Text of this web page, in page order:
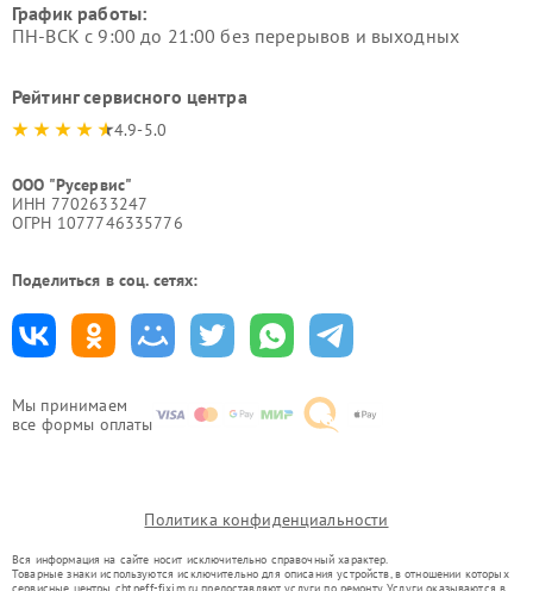
Мы принимаем
все формы оплаты
График работы:
ПН-ВСК с 9:00 до 21:00 без перерывов и выходных
Рейтинг сервисного центра
4.9-5.0
ООО "Русервис"
ИНН 7702633247
ОГРН 1077746335776
Поделиться в соц. сетях:
Политика конфиденциальности
Вся информация на сайте носит исключительно справочный характер.
Товарные знаки используются исключительно для описания устройств, в отношении которых